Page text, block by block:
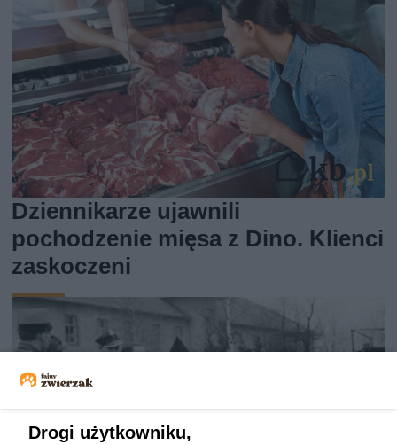
Dziennikarze ujawnili
pochodzenie mięsa z Dino. Klienci
zaskoczeni
Drogi użytkowniku,